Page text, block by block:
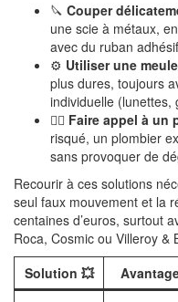
🔪 Couper
une scie à métaux,
avec du ruban
⚙️ Utiliser une
plus dures, toujours
individuelle (lunettes,
👷‍♂️ Faire appel à un
risqué, un plombier
sans provoquer de
Recourir à ces solutions
seul faux mouvement et la
centaines d’euros, surtout
Roca, Cosmic ou Villeroy &
Solution 💥